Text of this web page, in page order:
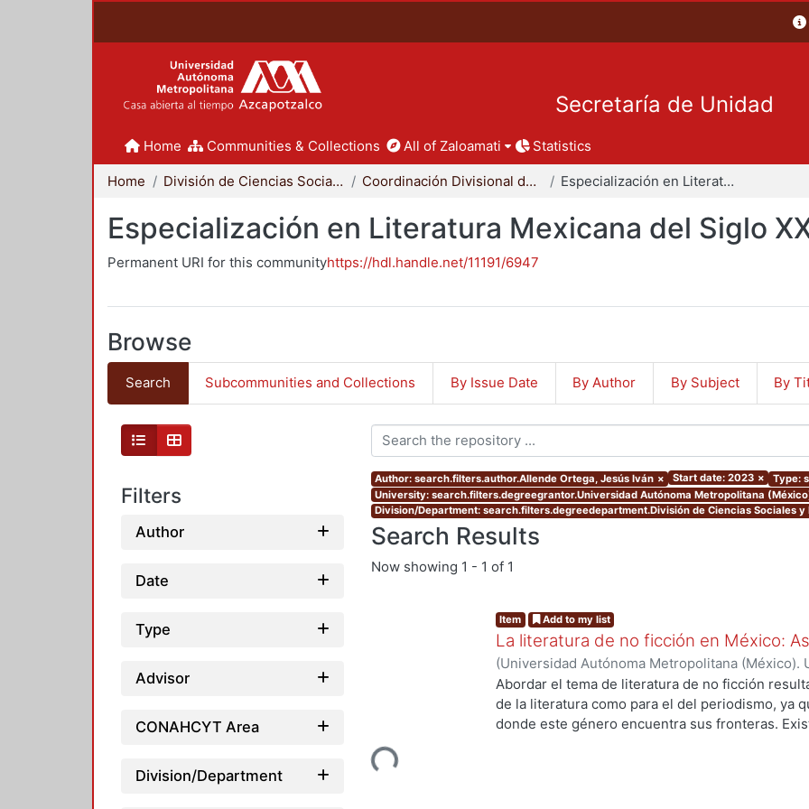
Secretaría de Unidad
Home Communities & Collections All of Zaloamati Statistics
Home División de Ciencias Sociales y Humanidades Coordinación Divisional de Posgrado Especialización en Literatura Mexicana del Siglo XX
Especialización en Literatura Mexicana del Siglo
Permanent URI for this communityhttps://hdl.handle.net/11191/6947
Browse
Search Subcommunities and Collections By Issue Date By Author By Subject By
Filters
Author
Date
Type
Advisor
CONAHCYT Area
Division/Department
Author: search.filters.author.Allende Ortega, Jesús Iván × Start date: 2023 ×
Type:
University: search.filters.degreegrantor.Universidad Autónoma Metropolitana
Division/Department: search.filters.degreedepartment.División de Ciencias Sociales y
Search Results
Now showing 1 - 1 of 1
Loading...
Item Add to my list
La literatura de no ficción en México:
(Universidad Autónoma Metropolitana (México).
de Servicios de Información.,2023-10)Allende
Abordar el tema de literatura de no ficción
de la literatura como para el del periodismo, ya
donde este género encuentra sus fronteras.